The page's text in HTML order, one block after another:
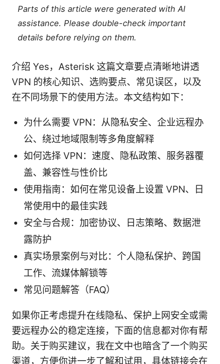
Parts of this article were generated with AI
assistance. Please double-check important
details before relying on them.
介绍 Yes，Asterisk 这篇文章要点清晰地讲透
VPN 的核心知识、选购要点、常见误区，以及
在不同场景下的使用方法。本文结构如下：
为什么需要 VPN：从隐私安全、企业远程办
公、绕过地域限制等多角度解释
如何选择 VPN：速度、隐私政策、服务器覆
盖、兼容性与性价比
使用指南：如何在常见设备上设置 VPN、日
常使用中的最佳实践
安全与合规：加密协议、日志策略、数据泄
露防护
真实场景案例与对比：个人隐私保护、跨国
工作、流媒体解锁等
常见问题解答（FAQ）
如果你正考虑提升在线隐私、保护上网安全或需
要远程办公的稳定连接，下面的信息都对你有帮
助。关于购买建议，我在文中也暗含了一个购买
渠道，方便你进一步了解和试用，具体链接会在